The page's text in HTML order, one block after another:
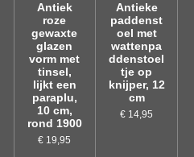
Antiek
roze
gewaxte
glazen
vorm met
tinsel,
lijkt een
paraplu,
10 cm,
rond 1900
€ 19,95
Antieke
paddenst
oel met
wattenpa
ddenstoel
tje op
knijper, 12
cm
€ 14,95